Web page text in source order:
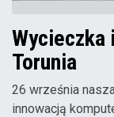
Wycieczka
Torunia
26 września
innowacją